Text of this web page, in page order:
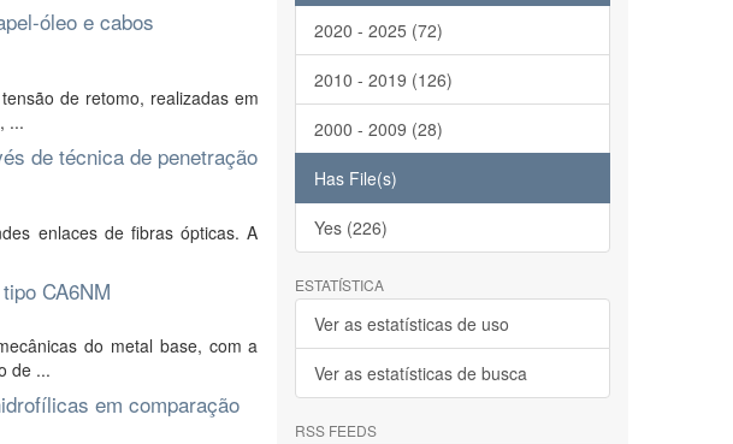
óleo e cabos
de retomo, realizadas em
...
de técnica de penetração
enlaces de fibras ópticas. A
CA6NM
do metal base, com a
de ...
em comparação
2020 - 2025 (72)
2010 - 2019 (126)
2000 - 2009 (28)
Has File(s)
Yes (226)
ESTATÍSTICA
Ver as estatísticas de uso
Ver as estatísticas de busca
RSS FEEDS